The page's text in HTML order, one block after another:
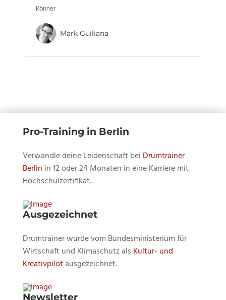
Könner
Mark Guiliana
Pro-Training in Berlin
Verwandle deine Leidenschaft bei Drumtrainer
Berlin in 12 oder 24 Monaten in eine Karriere mit
Hochschulzertifikat.
Ausgezeichnet
Drumtrainer wurde vom Bundesministerium für
Wirtschaft und Klimaschutz als Kultur- und
Kreativpilotausgezeichnet.
Newsletter